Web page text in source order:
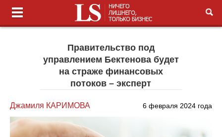
Правительство под
управлением Бектенова будет
на страже финансовых
потоков – эксперт
Джамиля КАРИМОВА 6 февраля 2024 года